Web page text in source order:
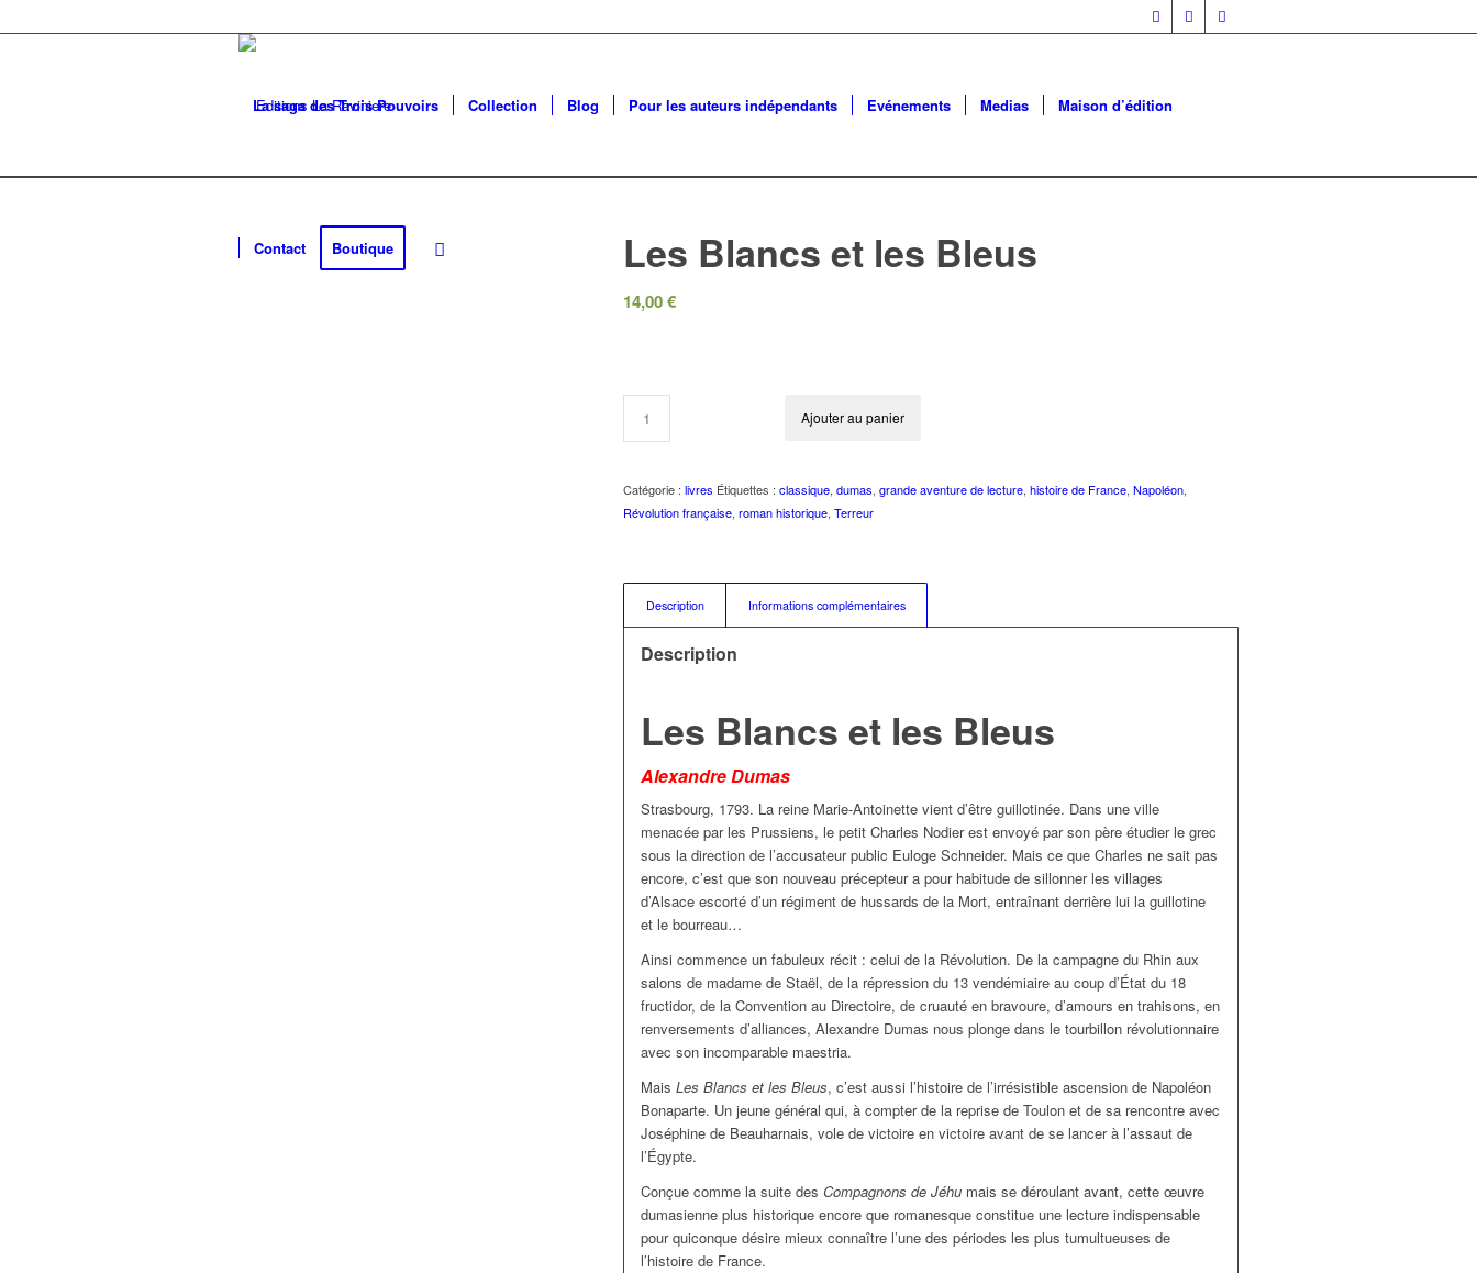
La saga des Trois Pouvoirs Collection Blog Pour les auteurs indépendants Evénements Medias Maison d’édition
Contact Boutique Les Blancs et les Bleus
14,00€
Ajouter au panier
Catégorie :livres Étiquettes :classique,dumas,grande aventure de lecture,histoire de France,Napoléon,
Révolution française,roman historique,Terreur
Description Informations complémentaires
Description
Les Blancs et les Bleus
Alexandre Dumas
Strasbourg, 1793. La reine Marie-Antoinette vient d’être guillotinée. Dans une ville
menacée par les Prussiens, le petit Charles Nodier est envoyé par son père étudier le grec
sous la direction de l’accusateur public Euloge Schneider. Mais ce que Charles ne sait pas
encore, c’est que son nouveau précepteur a pour habitude de sillonner les villages
d’Alsace escorté d’un régiment de hussards de la Mort, entraînant derrière lui la guillotine
et le bourreau…
Ainsi commence un fabuleux récit : celui de la Révolution. De la campagne du Rhin aux
salons de madame de Staël, de la répression du 13 vendémiaire au coup d’État du 18
fructidor, de la Convention au Directoire, de cruauté en bravoure, d’amours en trahisons, en
renversements d’alliances, Alexandre Dumas nous plonge dans le tourbillon révolutionnaire
avec son incomparable maestria.
MaisLes Blancs et les Bleus, c’est aussi l’histoire de l’irrésistible ascension de Napoléon
Bonaparte. Un jeune général qui, à compter de la reprise de Toulon et de sa rencontre avec
Joséphine de Beauharnais, vole de victoire en victoire avant de se lancer à l’assaut de
l’Égypte.
Conçue comme la suite desCompagnons de Jéhu mais se déroulant avant, cette œuvre
dumasienne plus historique encore que romanesque constitue une lecture indispensable
pour quiconque désire mieux connaître l’une des périodes les plus tumultueuses de
l’histoire de France.